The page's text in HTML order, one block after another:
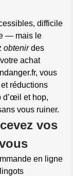
difficile
— mais le
obtenirdes
achat
vous
réductions
d’œil et hop,
vous ruiner.
vos
en ligne